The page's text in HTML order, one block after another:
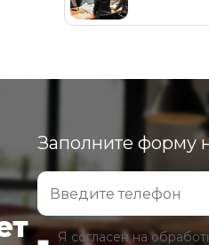
Заполните форму
Я согласен на